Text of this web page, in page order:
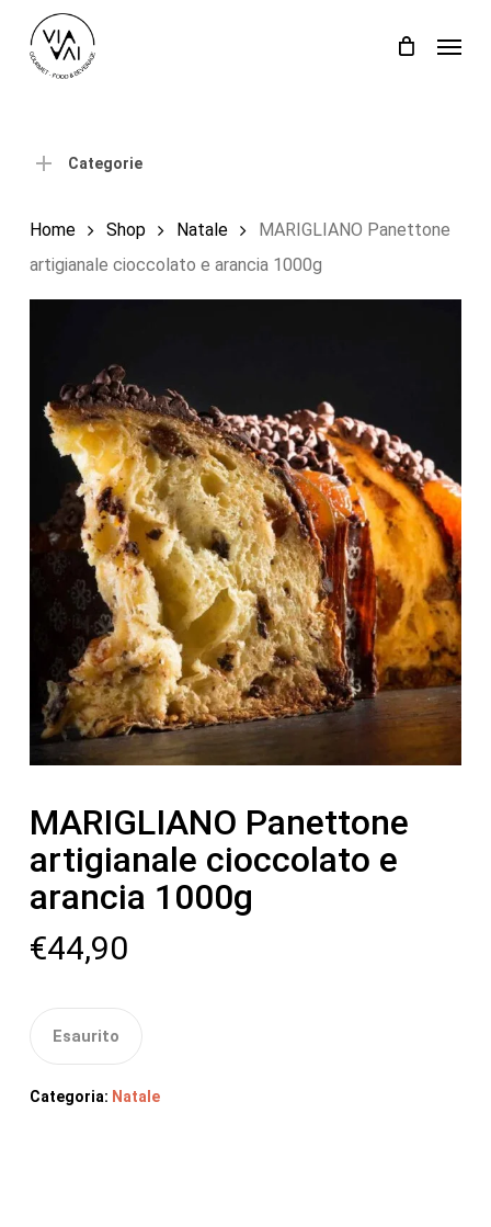
Carrello Close
Categorie
Home Shop Natale
MARIGLIANO Panettone
artigianale cioccolato e arancia 1000g
MARIGLIANO Panettone
artigianale cioccolato e
arancia 1000g
€44,90
Esaurito
Categoria: Natale